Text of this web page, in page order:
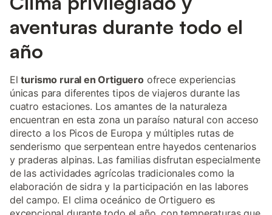
aventuras durante todo el
año
Elturismo rural en Ortigueroofrece experiencias
únicas para diferentes tipos de viajeros durante las
cuatro estaciones. Los amantes de la naturaleza
encuentran en esta zona un paraíso natural con acceso
directo a los Picos de Europa y múltiples rutas de
senderismo que serpentean entre hayedos centenarios
y praderas alpinas. Las familias disfrutan especialmente
de las actividades agrícolas tradicionales como la
elaboración de sidra y la participación en las labores
del campo. El clima oceánico de Ortiguero es